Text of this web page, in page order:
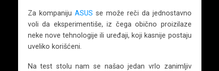
Za kompaniju ASUS se može reči da jednostavno
voli da eksperimentiše, iz čega obično proizilaze
neke nove tehnologije ili uređaji, koji kasnije postaju
uveliko korišćeni.
Na test stolu nam se našao jedan vrlo zanimljiv